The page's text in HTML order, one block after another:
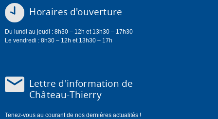
Horaires d'ouverture
Du lundi au jeudi : 8h30 – 12h et 13h30 – 17h30
Le vendredi : 8h30 – 12h et 13h30 – 17h
Lettre d'information de
Château-Thierry
Tenez-vous au courant de nos dernières actualités !